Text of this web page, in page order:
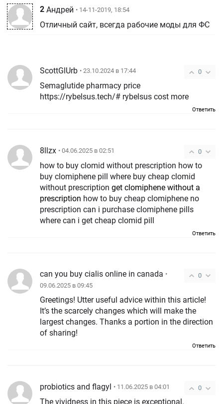
2 Андрей • 14-11-2019, 18:54
Отличный сайт, всегда рабочие моды для ФС
0
ScottGlUrb • 23.10.2024 в 17:44
Semaglutide pharmacy price
https://rybelsus.tech/# rybelsus cost more
Ответить
0
8llzx • 04.06.2025 в 02:51
how to buy clomid without prescription how to
buy clomiphene pill where buy cheap clomid
without prescription get clomiphene without a
prescription how to buy cheap clomiphene no
prescription can i purchase clomiphene pills
where can i get cheap clomid pill
Ответить
0
can you buy cialis online in canada •
09.06.2025 в 09:45
Greetings! Utter useful advice within this article!
It’s the scarcely changes which will make the
largest changes. Thanks a portion in the direction
of sharing!
Ответить
0
probiotics and flagyl • 11.06.2025 в 04:01
The vividness in this piece is exceptional.